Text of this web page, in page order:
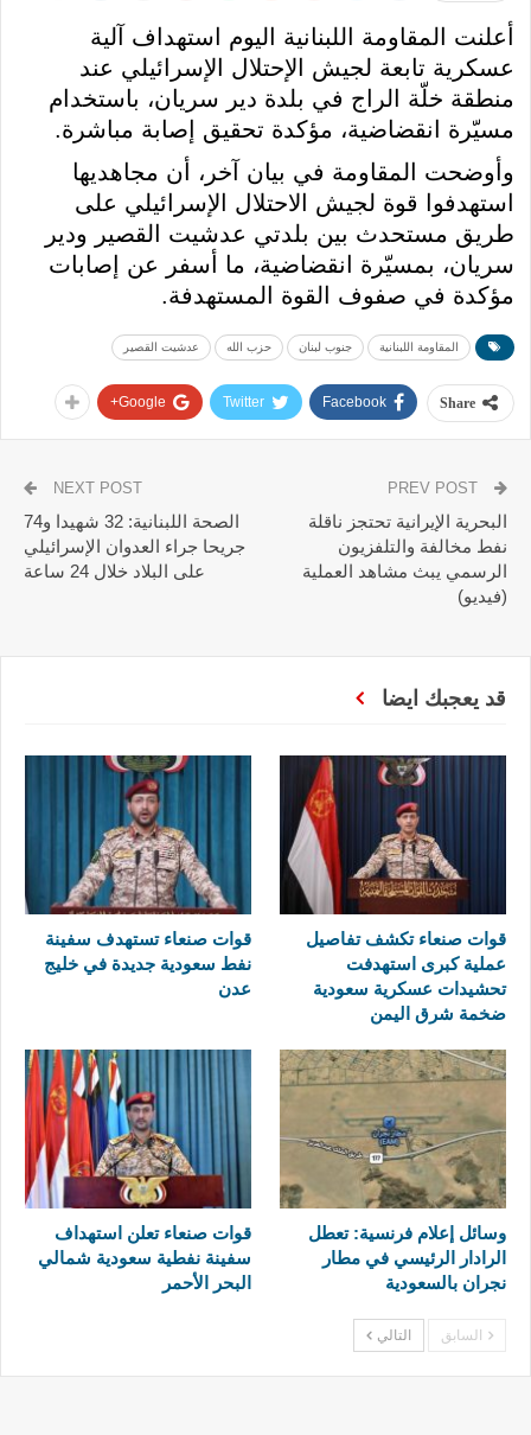
أعلنت المقاومة اللبنانية اليوم استهداف آلية
عسكرية تابعة لجيش الإحتلال الإسرائيلي عند
منطقة خلّة الراج في بلدة دير سريان، باستخدام
مسيّرة انقضاضية، مؤكدة تحقيق إصابة مباشرة.
وأوضحت المقاومة في بيان آخر، أن مجاهديها
استهدفوا قوة لجيش الاحتلال الإسرائيلي على
طريق مستحدث بين بلدتي عدشيت القصير ودير
سريان، بمسيّرة انقضاضية، ما أسفر عن إصابات
مؤكدة في صفوف القوة المستهدفة.
المقاومة اللبنانية جنوب لبنان حزب الله عدشيت القصير
Share
Facebook
Twitter
Google+
البحرية الإيرانية تحتجز ناقلة
نفط مخالفة والتلفزيون
الرسمي يبث مشاهد العملية
(فيديو)
NEXT POST
الصحة اللبنانية: 32 شهيدا و74
جريحا جراء العدوان الإسرائيلي
على البلاد خلال 24 ساعة
قد يعجبك ايضا
قوات صنعاء تكشف تفاصيل
عملية كبرى استهدفت
تحشيدات عسكرية سعودية
ضخمة شرق اليمن
قوات صنعاء تستهدف سفينة
نفط سعودية جديدة في خليج
عدن
وسائل إعلام فرنسية: تعطل
الرادار الرئيسي في مطار
نجران بالسعودية
قوات صنعاء تعلن استهداف
سفينة نفطية سعودية شمالي
البحر الأحمر
السابق التالي